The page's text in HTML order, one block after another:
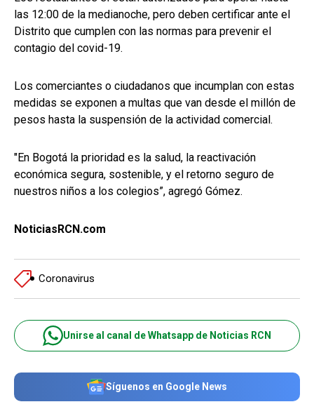
las 12:00 de la medianoche, pero deben certificar ante el
Distrito que cumplen con las normas para prevenir el
contagio del covid-19.
Los comerciantes o ciudadanos que incumplan con estas
medidas se exponen a multas que van desde el millón de
pesos hasta la suspensión de la actividad comercial.
"En Bogotá la prioridad es la salud, la reactivación
económica segura, sostenible, y el retorno seguro de
nuestros niños a los colegios”, agregó Gómez.
NoticiasRCN.com
Coronavirus
Unirse al canal de Whatsapp de Noticias RCN
Síguenos en Google News